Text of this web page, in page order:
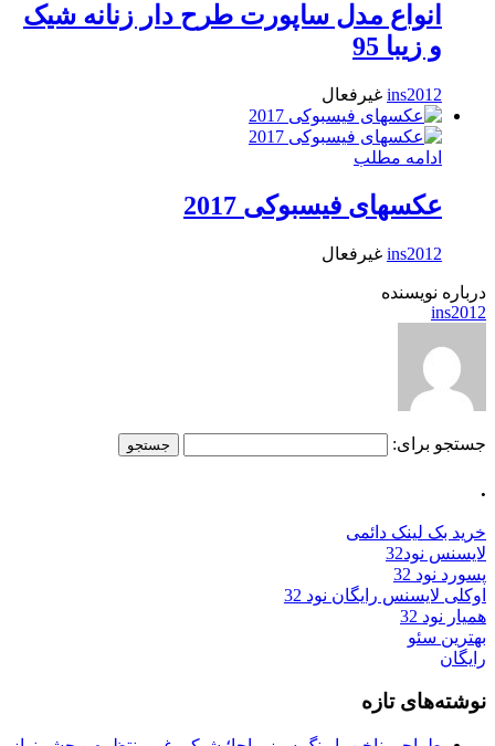
انواع مدل ساپورت طرح دار زنانه شیک
و زیبا 95
ins2012 غیرفعال
ادامه مطلب
عکسهای فیسبوکی 2017
ins2012 غیرفعال
درباره نویسنده
ins2012
جستجو برای:
.
خرید بک لینک دائمی
لایسنس نود32
پسورد نود 32
اوکلی لایسنس رایگان نود 32
همیار نود 32
بهترین سئو
رایگان
نوشته‌های تازه